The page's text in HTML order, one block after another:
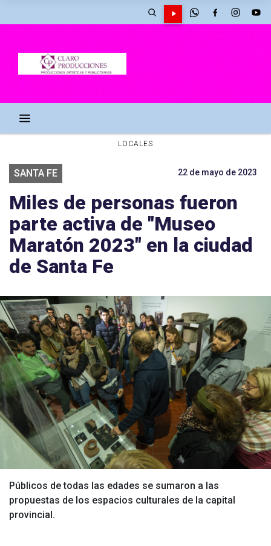
LOCALES
SANTA FE 22 de mayo de 2023
Miles de personas fueron
parte activa de "Museo
Maratón 2023" en la ciudad
de Santa Fe
Públicos de todas las edades se sumaron a las
propuestas de los espacios culturales de la capital
provincial.